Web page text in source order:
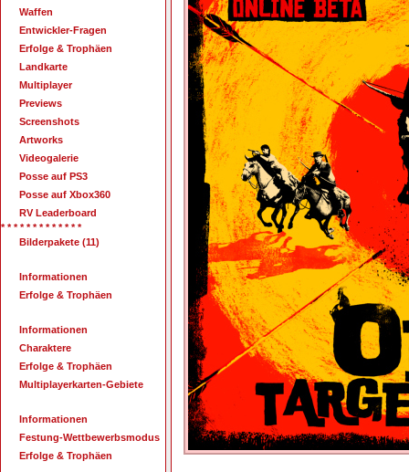
Waffen
Entwickler-Fragen
Erfolge & Trophäen
Landkarte
Multiplayer
Previews
Screenshots
Artworks
Videogalerie
Posse auf PS3
Posse auf Xbox360
RV Leaderboard
* * * * * * * * * * * * *
Bilderpakete (11)
Informationen
Erfolge & Trophäen
Informationen
Charaktere
Erfolge & Trophäen
Multiplayerkarten-Gebiete
Informationen
Festung-Wettbewerbsmodus
Erfolge & Trophäen